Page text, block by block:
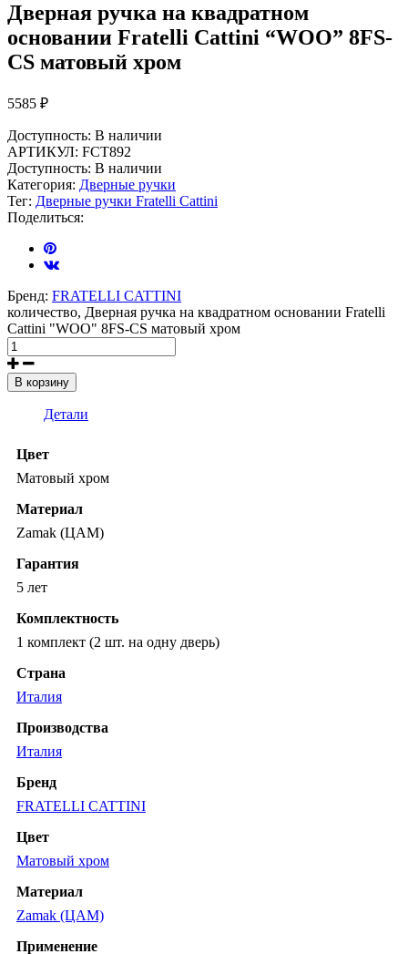
Дверная ручка на квадратном
основании Fratelli Cattini “WOO” 8FS-
CS матовый хром
5585 ₽
Доступность: В наличии
АРТИКУЛ: FCT892
Доступность: В наличии
Категория: Дверные ручки
Тег: Дверные ручки Fratelli Cattini
Поделиться:
Бренд: FRATELLI CATTINI
количество, Дверная ручка на квадратном основании Fratelli
Cattini "WOO" 8FS-CS матовый хром
В корзину
Детали
Цвет
Матовый хром
Материал
Zamak (ЦАМ)
Гарантия
5 лет
Комплектность
1 комплект (2 шт. на одну дверь)
Страна
Италия
Производства
Италия
Бренд
FRATELLI CATTINI
Цвет
Матовый хром
Материал
Zamak (ЦАМ)
Применение